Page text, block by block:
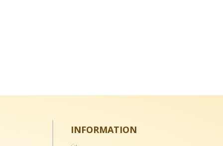
INFORMATION